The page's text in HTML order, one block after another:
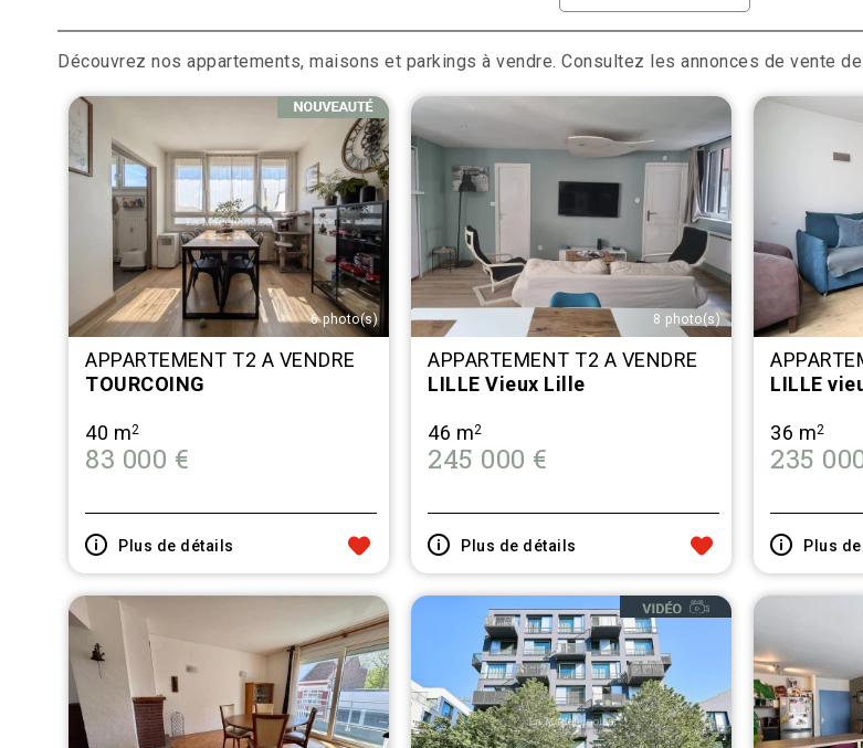
Découvrez nos appartements, maisons et parkings à vendre. Consultez les annonces de vente de
6 photo(s)
APPARTEMENT T2 A VENDRE
TOURCOING
40 m2
83 000 €
Plus de détails
8 photo(s)
APPARTEMENT T2 A VENDRE
LILLE Vieux Lille
46 m2
245 000 €
Plus de détails
LILLE
36 m2
235
AUX FAVORIS Plus
AJOUTER AUX FAVORIS